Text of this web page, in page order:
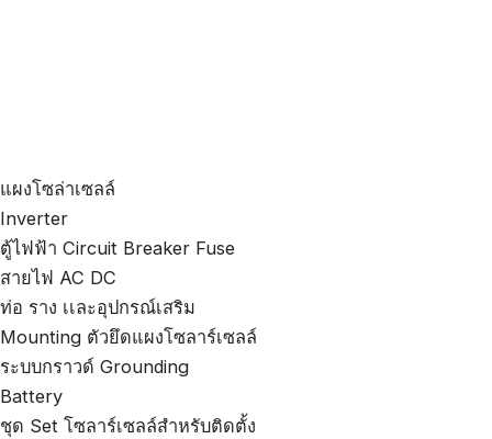
แผงโซล่าเซลล์
Inverter
ตู้ไฟฟ้า Circuit Breaker Fuse
สายไฟ AC DC
ท่อ ราง เเละอุปกรณ์เสริม
Mounting ตัวยึดแผงโซลาร์เซลล์
ระบบกราวด์ Grounding
Battery
ชุด Set โซลาร์เซลล์สำหรับติดตั้ง